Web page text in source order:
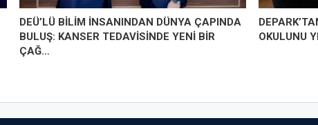
DEÜ’LÜ BİLİM İNSANINDAN DÜNYA ÇAPINDA
BULUŞ: KANSER TEDAVİSİNDE YENİ BİR
ÇAĞ…
OKULUNU